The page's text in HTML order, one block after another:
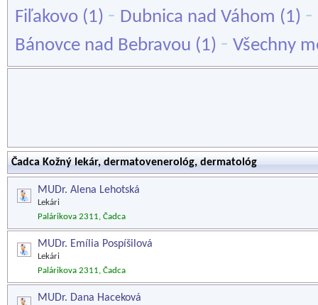
Fiľakovo (1) - Dubnica nad Váhom (1) -
Bánovce nad Bebravou (1) - Všechny
Čadca Kožný lekár, dermatovenerológ, dermatológ
MUDr. Alena Lehotská
Lekári
Palárikova 2311, Čadca
MUDr. Emília Pospíšilová
Lekári
Palárikova 2311, Čadca
MUDr. Dana Haceková